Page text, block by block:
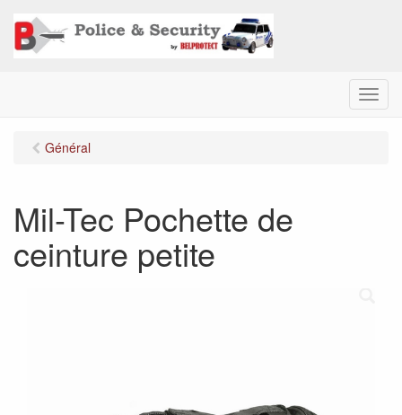
M
e
Général
Mil-Tec Pochette de
ceinture petite